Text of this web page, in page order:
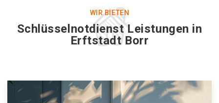
WIR BIETEN
Schlüsselnotdienst Leistungen in
Erftstadt Borr